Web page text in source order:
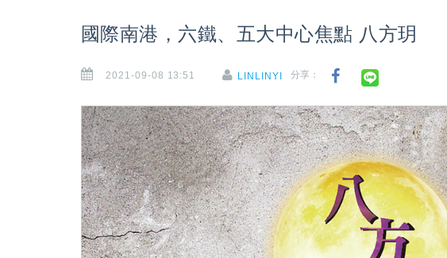
國際南港，六鐵、五大中心焦點 八方玥
2021-09-08 13:51 LINLINYI 分享：